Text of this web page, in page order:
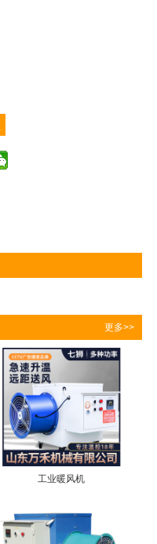
更多>>
工业暖风机